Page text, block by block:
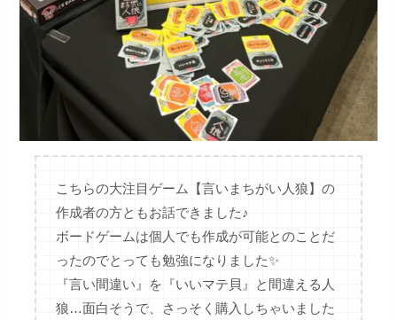
こちらの大注目ゲーム【言いまちがい人狼】の
作成者の方ともお話できました♪
ボードゲームは個人でも作成が可能とのことだ
ったのでとっても勉強になりました✨
『言い間違い』を『いいマテ貝』と間違える人
狼…面白そうで、さっそく購入しちゃいました